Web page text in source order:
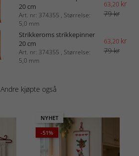
20 cm
Art. nr: 374355 , Størrelse:
5,0 mm
63,20 kr
79 kr
Strikkeroms strikkepinner
20 cm
Art. nr: 374355 , Størrelse:
5,0 mm
63,20 kr
79 kr
Andre kjøpte også
NYHET
-51%